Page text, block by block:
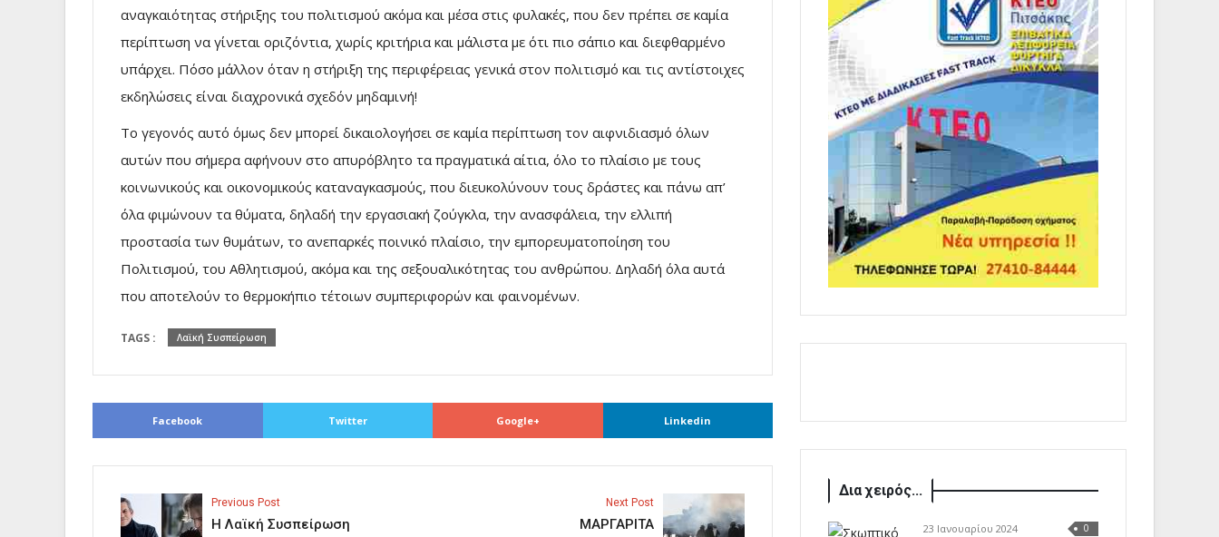
αναγκαιότητας στήριξης του πολιτισμού ακόμα και μέσα στις φυλακές, που δεν πρέπει σε καμία
περίπτωση να γίνεται οριζόντια, χωρίς κριτήρια και μάλιστα με ότι πιο σάπιο και διεφθαρμένο
υπάρχει. Πόσο μάλλον όταν η στήριξη της περιφέρειας γενικά στον πολιτισμό και τις αντίστοιχες
εκδηλώσεις είναι διαχρονικά σχεδόν μηδαμινή!
Το γεγονός αυτό όμως δεν μπορεί δικαιολογήσει σε καμία περίπτωση τον αιφνιδιασμό όλων
αυτών που σήμερα αφήνουν στο απυρόβλητο τα πραγματικά αίτια, όλο το πλαίσιο με τους
κοινωνικούς και οικονομικούς καταναγκασμούς, που διευκολύνουν τους δράστες και πάνω απ’
όλα φιμώνουν τα θύματα, δηλαδή την εργασιακή ζούγκλα, την ανασφάλεια, την ελλιπή
προστασία των θυμάτων, το ανεπαρκές ποινικό πλαίσιο, την εμπορευματοποίηση του
Πολιτισμού, του Αθλητισμού, ακόμα και της σεξουαλικότητας του ανθρώπου. Δηλαδή όλα αυτά
που αποτελούν το θερμοκήπιο τέτοιων συμπεριφορών και φαινομένων.
TAGS : Λαϊκή Συσπείρωση
Facebook Twitter Google+ Linkedin
Previous Post
Η Λαϊκή Συσπείρωση
Next Post
ΜΑΡΓΑΡΙΤΑ
Δια χειρός...
23 Ιανουαρίου 2024 0